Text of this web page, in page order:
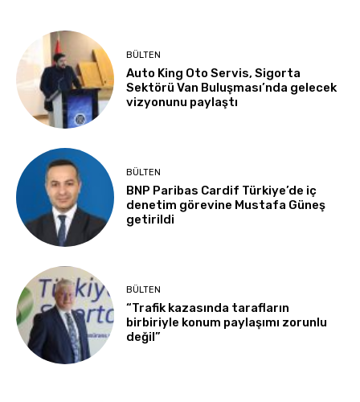
BÜLTEN
Auto King Oto Servis, Sigorta
Sektörü Van Buluşması’nda gelecek
vizyonunu paylaştı
BÜLTEN
BNP Paribas Cardif Türkiye’de iç
denetim görevine Mustafa Güneş
getirildi
BÜLTEN
“Trafik kazasında tarafların
birbiriyle konum paylaşımı zorunlu
değil”